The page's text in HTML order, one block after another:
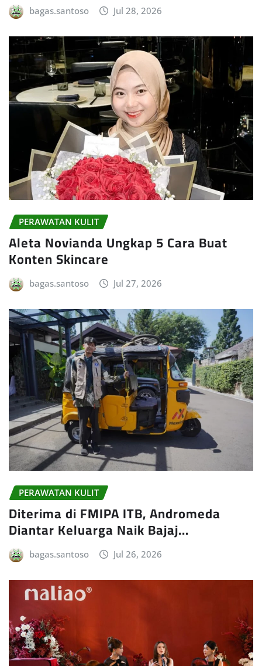
bagas.santoso Jul 28, 2026
PERAWATAN KULIT
Aleta Novianda Ungkap 5 Cara Buat
Konten Skincare
bagas.santoso Jul 27, 2026
PERAWATAN KULIT
Diterima di FMIPA ITB, Andromeda
Diantar Keluarga Naik Bajaj…
bagas.santoso Jul 26, 2026